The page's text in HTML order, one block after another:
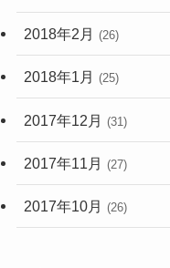
2018年2月 (26)
2018年1月 (25)
2017年12月 (31)
2017年11月 (27)
2017年10月 (26)